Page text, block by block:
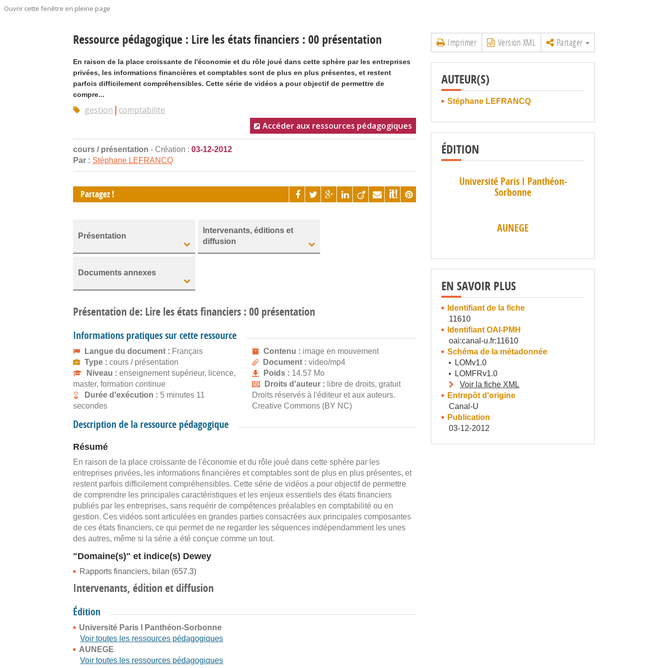
Ouvrir cette fenêtre en pleine page
Imprimer Version XML Partager
Ressource pédagogique : Lire les états financiers : 00 présentation
En raison de la place croissante de l'économie et du rôle joué dans cette sphère par les entreprises
privées, les informations financières et comptables sont de plus en plus présentes, et restent
parfois difficilement compréhensibles. Cette série de vidéos a pour objectif de permettre de
compre...
gestion
comptabilite
Accéder aux ressources pédagogiques
cours / présentation - Création : 03-12-2012
Par : Stéphane LEFRANCQ
Partagez !
Présentation
Intervenants, éditions et
diffusion
Documents annexes
Présentation de: Lire les états financiers : 00 présentation
Informations pratiques sur cette ressource
Langue du document : Français
Type : cours / présentation
Niveau : enseignement supérieur, licence,
master, formation continue
Durée d'exécution : 5 minutes 11
secondes
Contenu : image en mouvement
Document : video/mp4
Poids : 14.57 Mo
Droits d'auteur : libre de droits, gratuit
Droits réservés à l'éditeur et aux auteurs.
Creative Commons (BY NC)
Description de la ressource pédagogique
Résumé
En raison de la place croissante de l'économie et du rôle joué dans cette sphère par les
entreprises privées, les informations financières et comptables sont de plus en plus présentes, et
restent parfois difficilement compréhensibles. Cette série de vidéos a pour objectif de permettre
de comprendre les principales caractéristiques et les enjeux essentiels des états financiers
publiés par les entreprises, sans requérir de compétences préalables en comptabilité ou en
gestion. Ces vidéos sont articulées en grandes parties consacrées aux principales composantes
de ces états financiers, ce qui permet de ne regarder les séquences indépendamment les unes
des autres, même si la série a été conçue comme un tout.
"Domaine(s)" et indice(s) Dewey
Rapports financiers, bilan (657.3)
Intervenants, édition et diffusion
Édition
Université Paris I Panthéon-Sorbonne
Voir toutes les ressources pédagogiques
AUNEGE
Voir toutes les ressources pédagogiques
AUTEUR(S)
Stéphane LEFRANCQ
ÉDITION
Université Paris I Panthéon-
Sorbonne
AUNEGE
EN SAVOIR PLUS
Identifiant de la fiche
11610
Identifiant OAI-PMH
oai:canal-u.fr:11610
Schéma de la métadonnée
LOMv1.0
LOMFRv1.0
Voir la fiche XML
Entrepôt d'origine
Canal-U
Publication
03-12-2012